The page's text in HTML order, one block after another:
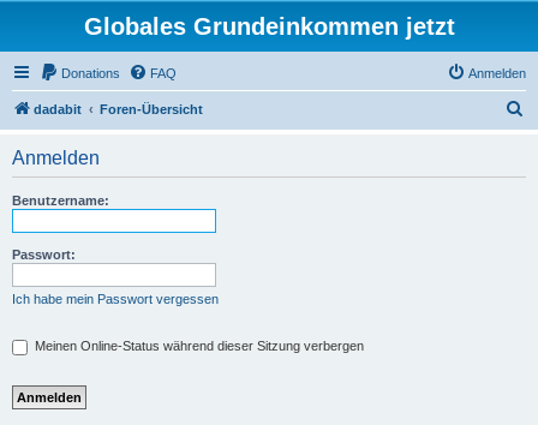
Globales Grundeinkommen jetzt
Donations FAQ Anmelden
dadabit Foren-Übersicht
Anmelden
Benutzername:
Passwort:
Ich habe mein Passwort vergessen
Meinen Online-Status während dieser Sitzung verbergen